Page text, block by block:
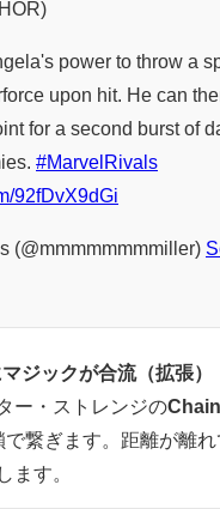
power to throw a
upon hit. He can
for a second burst of
#MarvelRivals
92fDvX9dGi
(@mmmmmmmmiller)
ジックが合流（拡張）
ー・ストレンジの
で繋ぎます。距離が離
します。